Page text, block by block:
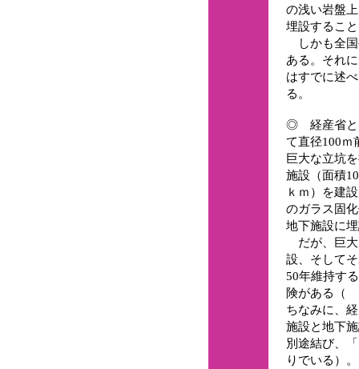
の浅い岩盤
埋設するこ
しかも全国
ある。それ
はすでに述
る。
◎ 経産省と
て直径100ｍ
巨大な立坑
施設（面積
ｋｍ）を建
のガラス固
地下施設に
だが、巨大
設、そして
50年維持す
険がある（
ちなみに、
施設と地下
別途結び、
りでいる）。